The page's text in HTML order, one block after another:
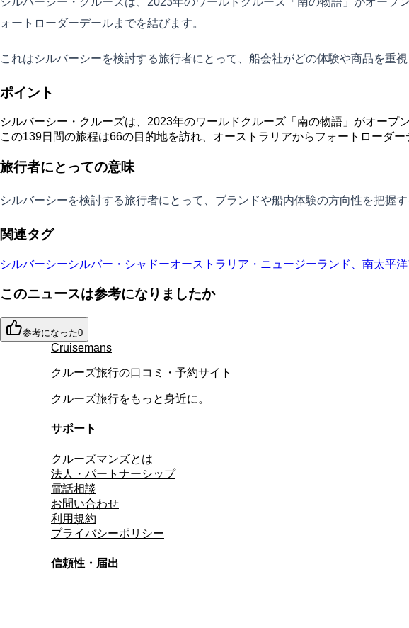
ォートローダーデールまでを結びます。
これはシルバーシーを検討する旅行者にとって、船会社がどの体験や商品を重
ポイント
シルバーシー・クルーズは、2023年のワールドクルーズ「南の物語」がオープ
この139日間の旅程は66の目的地を訪れ、オーストラリアからフォートローダ
旅行者にとっての意味
シルバーシーを検討する旅行者にとって、ブランドや船内体験の方向性を把握す
関連タグ
シルバーシーシルバー・シャドーオーストラリア・ニュージーランド、南太平洋
このニュースは参考になりましたか
参考になった0
Cruisemans
クルーズ旅行の口コミ・予約サイト
クルーズ旅行をもっと身近に。
サポート
クルーズマンズとは
法人・パートナーシップ
電話相談
お問い合わせ
利用規約
プライバシーポリシー
信頼性・届出